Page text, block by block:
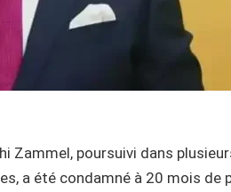
Zammel, poursuivi dans
a été condamné à 20 mois de